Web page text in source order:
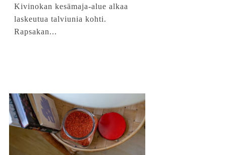
Kivinokan kesämaja-alue alkaa
laskeutua talviunia kohti.
Rapsakan...